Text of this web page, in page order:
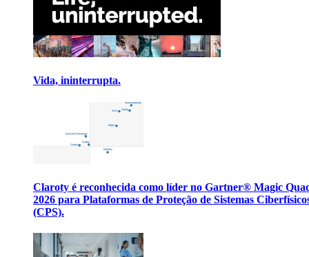
Vida, ininterrupta.
Claroty é reconhecida como líder no Gartner® Magic
2026 para Plataformas de Proteção de Sistemas
(CPS).